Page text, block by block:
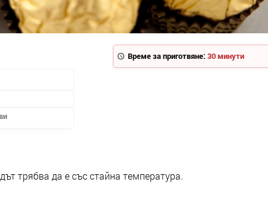
Време за приготвяне: 30 минути
трябва да е със стайна температура.